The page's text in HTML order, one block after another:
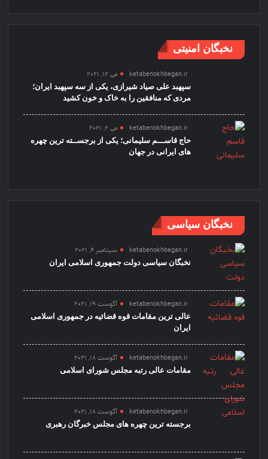
نخبگان امنیتی
ketabenokhbegan.ir
می 12, 2021
سپهبد علی صیاد شیرازی، یکی از سه سپهبد ایران؛
مردی که منافقین را به خاک و خون کشید
ketabenokhbegan.ir
می 2, 2021
حاج قاســـم سلیمانی؛ یکی از برجســته ترین چهره
های ایرانی در جهان
نخبگان سیاسی
ketabenokhbegan.ir
سپتامبر 4, 2021
نخبگان سیاسی دولت جمهوری اسلامی ایران
ketabenokhbegan.ir
آگوست 19, 2021
عالی ترین مقامات قوه قضائیه در جمهوری اسلامی
ایران
ketabenokhbegan.ir
آگوست 18, 2021
مقامات عالی رتبه مجلس شورای اسلامی
ketabenokhbegan.ir
آگوست 18, 2021
برجسته ترین چهره های مجلس خبرگان رهبری